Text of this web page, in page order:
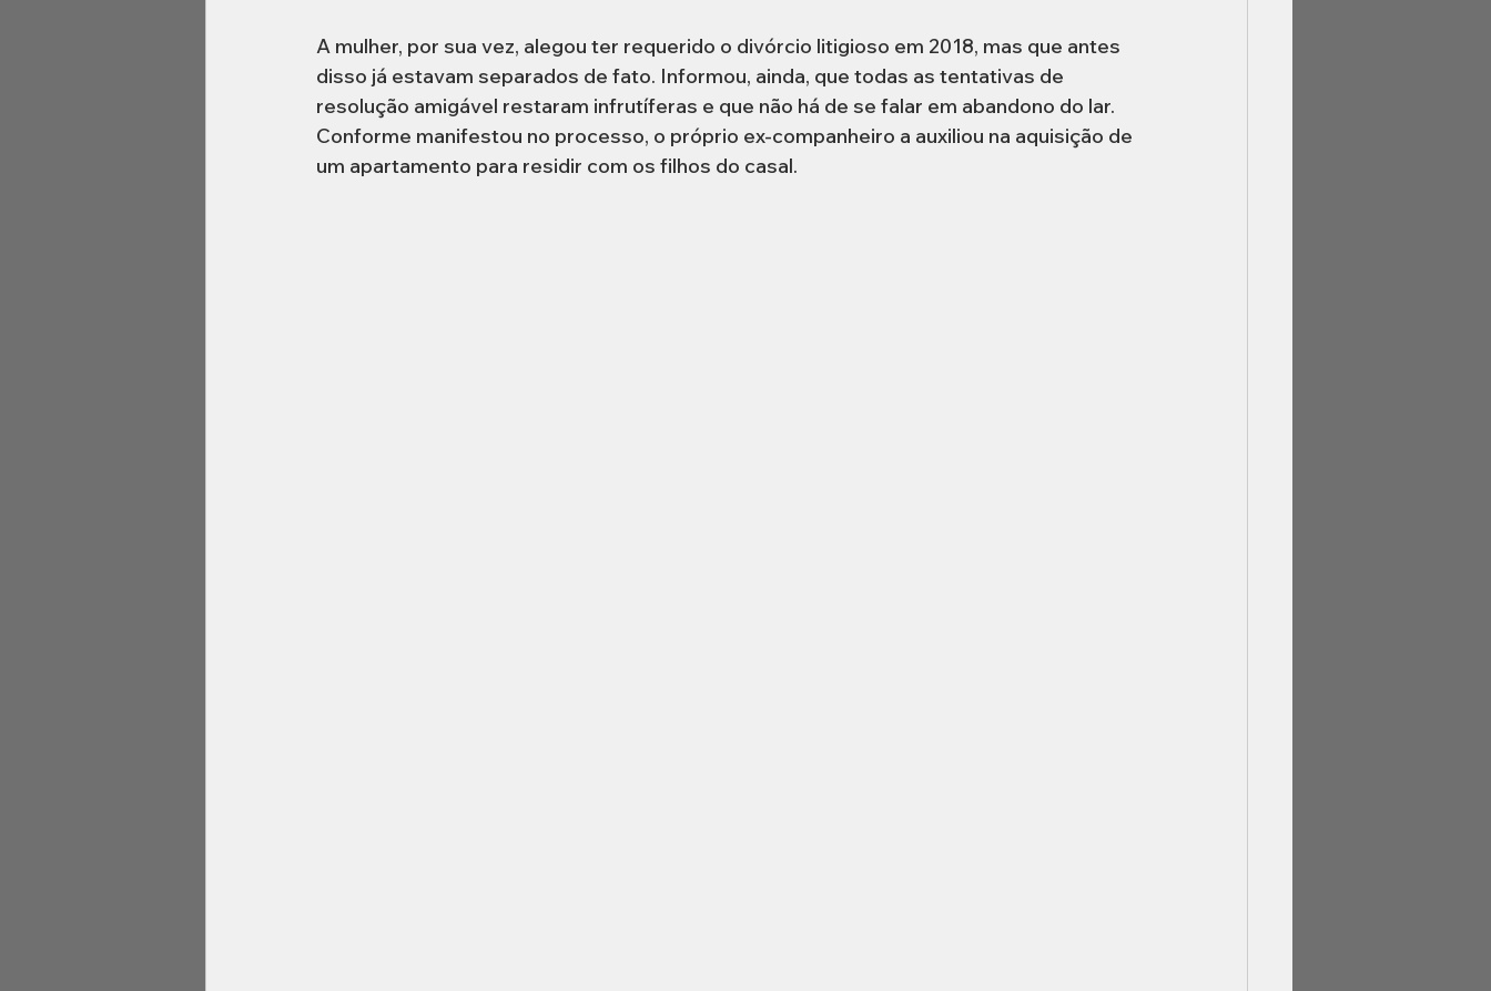
A mulher, por sua vez, alegou ter requerido o divórcio litigioso em 2018, mas que antes
disso já estavam separados de fato. Informou, ainda, que todas as tentativas de
resolução amigável restaram infrutíferas e que não há de se falar em abandono do lar.
Conforme manifestou no processo, o próprio ex-companheiro a auxiliou na aquisição de
um apartamento para residir com os filhos do casal.